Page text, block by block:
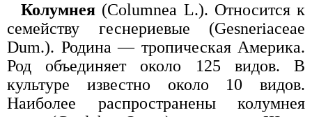
Колумнея (Columnea L.). Относится к
семейству геснериевые (Gesneriaceae
Dum.). Родина — тропическая Америка.
Род объединяет около 125 видов. В
культуре известно около 10 видов.
Наиболее распространены колумнея